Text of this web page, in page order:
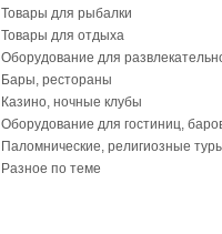
Товары для рыбалки
Товары для отдыха
Оборудование для
Бары, рестораны
Казино, ночные клубы
Оборудование для гостиниц,
Паломнические, религиозные
Разное по теме